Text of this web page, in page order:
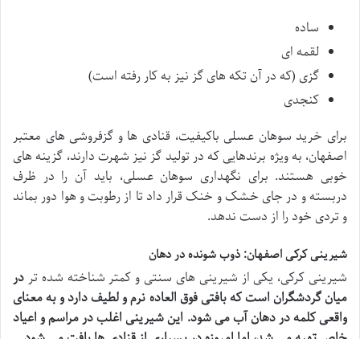
ساده
لقمه ای
گزی (که در آن تکه های گز نیز به کار رفته است)
کنجدی
برای خرید سوهان عسلی باکیفیت، قنادی ها و گزفروشی های معتبر
اصفهان، به ویژه برندهایی که در تولید گز نیز شهرت دارند، گزینه های
خوبی هستند. برای نگهداری سوهان عسلی، باید آن را در ظرف
دربسته و در جای خشک و خنک قرار داد تا از رطوبت و هوا دور بماند
و تردی خود را از دست ندهد.
شیرینی کرکی اصفهان: ذوب شونده در دهان
شیرینی کرکی، یکی از شیرینی های سنتی و کمتر شناخته شده تردر
میان گردشگران است که بافتی فوق العاده نرم و لطیف دارد و به معنای
واقعی کلمه در دهان آب می شود. این شیرینی اغلب در مراسم و اعیاد